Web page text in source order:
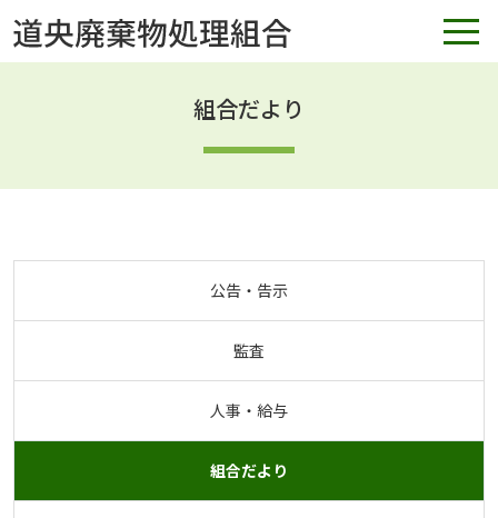
組合だより
公告・告示
監査
人事・給与
組合だより